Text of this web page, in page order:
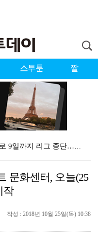
스투툰 짤
KBO, 기록적인 폭염으로 9일까지 리그 중단…내달 6…
이강인, 드디어 아틀레티코 선수단과 만났다…시메오네 감…
"우산으로 때려"vs"그런 적 없다"…23기 부부 엇갈…
문화센터, 오늘(25
작
작성 : 2018년 10월 25일(목) 10:38